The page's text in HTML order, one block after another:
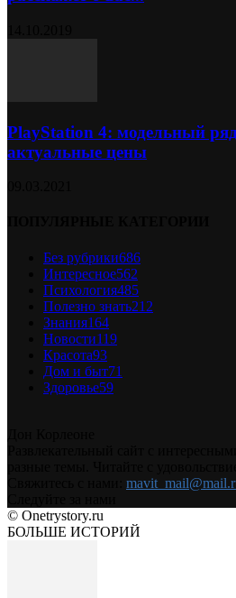
PlayStation 4: модельный
актуальные цены
Без рубрики686
Интересное562
Психология485
Полезно знать212
Знания164
Новости119
Красота93
Дом и быт71
Здоровье59
© Onetrystory.ru
БОЛЬШЕ ИСТОРИЙ